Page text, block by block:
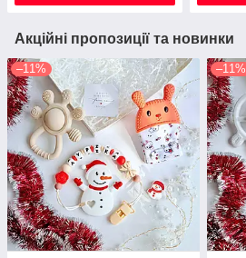
Акційні пропозиції та новинки
–11% –11%